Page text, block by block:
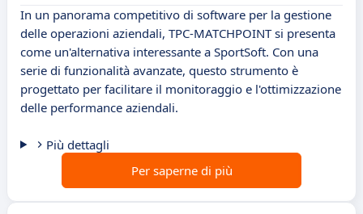
In un panorama competitivo di software per la gestione
delle operazioni aziendali, TPC-MATCHPOINT si presenta
come un'alternativa interessante a SportSoft. Con una
serie di funzionalità avanzate, questo strumento è
progettato per facilitare il monitoraggio e l'ottimizzazione
delle performance aziendali.
Più dettagli
Per saperne di più